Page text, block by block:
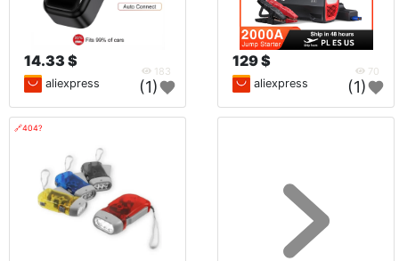
14.33 $
183
aliexpress (1)
129 $
70
aliexpress (1)
🔗404?